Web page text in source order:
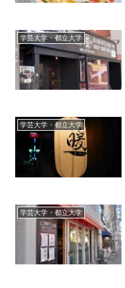
学芸大学・都立大学
学芸大学・都立大学
学芸大学・都立大学